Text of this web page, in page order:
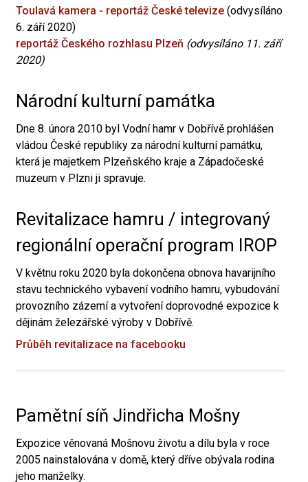
Toulavá kamera - reportáž České televize (odvysíláno
6. září 2020)
reportáž Českého rozhlasu Plzeň (odvysíláno 11. září
2020)
Národní kulturní památka
Dne 8. února 2010 byl Vodní hamr v Dobřívě prohlášen
vládou České republiky za národní kulturní památku,
která je majetkem Plzeňského kraje a Západočeské
muzeum v Plzni ji spravuje.
Revitalizace hamru / integrovaný
regionální operační program IROP
V květnu roku 2020 byla dokončena obnova havarijního
stavu technického vybavení vodního hamru, vybudování
provozního zázemí a vytvoření doprovodné expozice k
dějinám železářské výroby v Dobřívě.
Průběh revitalizace na facebooku
Pamětní síň Jindřicha Mošny
Expozice věnovaná Mošnovu životu a dílu byla v roce
2005 nainstalována v domě, který dříve obývala rodina
jeho manželky.